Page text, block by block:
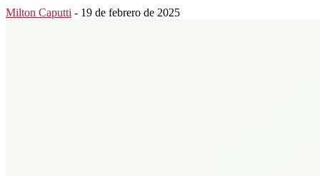
Milton Caputti - 19 de febrero de 2025